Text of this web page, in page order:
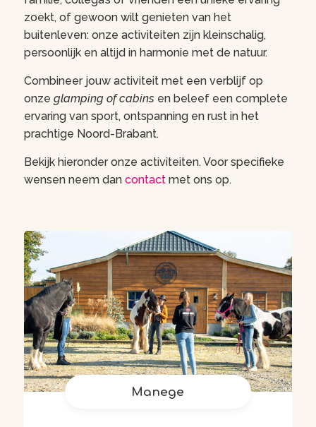
zoekt, of gewoon wilt genieten van het
buitenleven: onze activiteiten zijn kleinschalig,
persoonlijk en altijd in harmonie met de natuur.
Combineer jouw activiteit met een verblijf op
onze glamping of cabinsen beleef een complete
ervaring van sport, ontspanning en rust in het
prachtige Noord-Brabant.
Bekijk hieronder onze activiteiten. Voor specifieke
wensen neem dancontactmet ons op.
Manege